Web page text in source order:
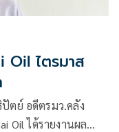
Oil ไตรมาส
ตย์ อดีตรมว.คลัง
Oil ได้รายงานผล